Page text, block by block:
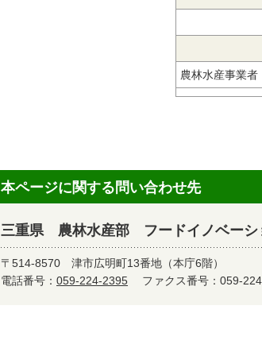
農林水産事業
本ページに関する問い合わせ先
三重県 農林水産部 フードイノベーシ
〒514-8570 津市広明町13番地（本庁6階）
電話番号： 059-224-2395 ファクス番号：059-